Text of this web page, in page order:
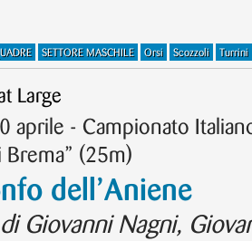
SETTORE MASCHILE Orsi Scozzoli Turrini
Large
aprile - Campionato
Brema” (25m)
dell’Aniene
Giovanni Nagni,